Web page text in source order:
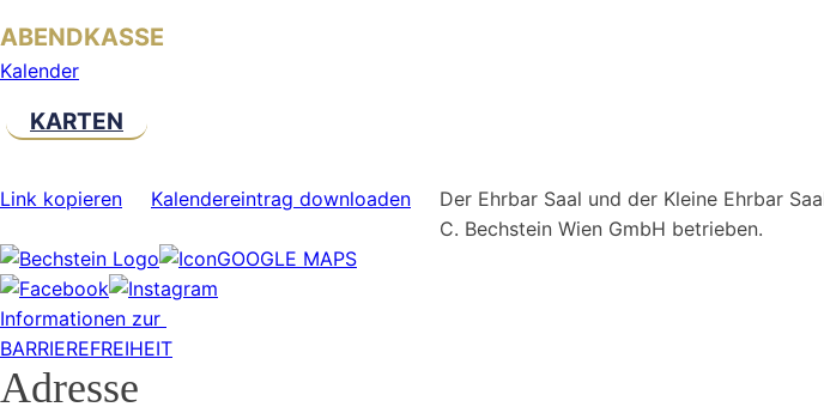
ABENDKASSE
Kalender
KARTEN
Link kopieren Kalendereintrag downloaden
Der Ehrbar Saal und der Kleine Ehrbar
C. Bechstein Wien GmbH betrieben.
GOOGLE MAPS
Informationen zur
BARRIEREFREIHEIT
Adresse